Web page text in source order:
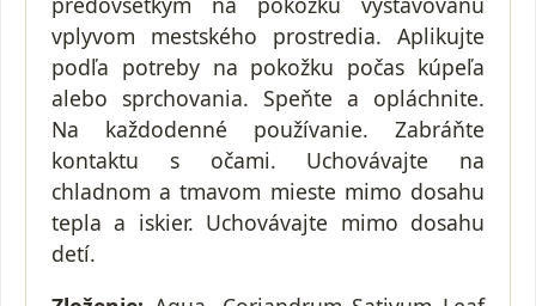
vplyvom mestského prostredia. Aplikujte
podľa potreby na pokožku počas kúpeľa
alebo sprchovania. Speňte a opláchnite.
Na každodenné používanie. Zabráňte
kontaktu s očami. Uchovávajte na
chladnom a tmavom mieste mimo dosahu
tepla a iskier. Uchovávajte mimo dosahu
detí.